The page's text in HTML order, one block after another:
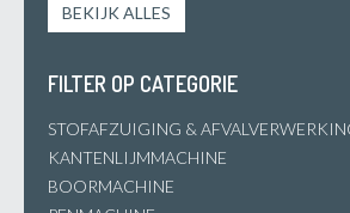
BEKIJK ALLES
FILTER OP CATEGORIE
STOFAFZUIGING &
KANTENLIJMMACHINE
BOORMACHINE